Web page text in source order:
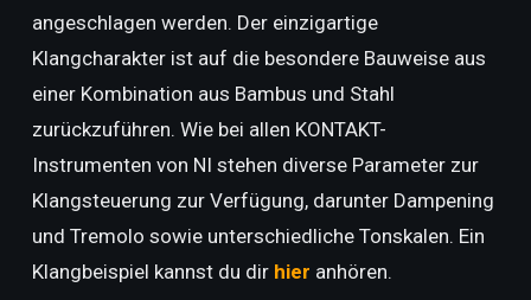
angeschlagen werden. Der einzigartige
Klangcharakter ist auf die besondere Bauweise aus
einer Kombination aus Bambus und Stahl
zurückzuführen. Wie bei allen KONTAKT-
Instrumenten von NI stehen diverse Parameter zur
Klangsteuerung zur Verfügung, darunter Dampening
und Tremolo sowie unterschiedliche Tonskalen. Ein
Klangbeispiel kannst du dir hier anhören.